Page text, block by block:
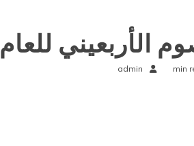
للعام 2011
admin